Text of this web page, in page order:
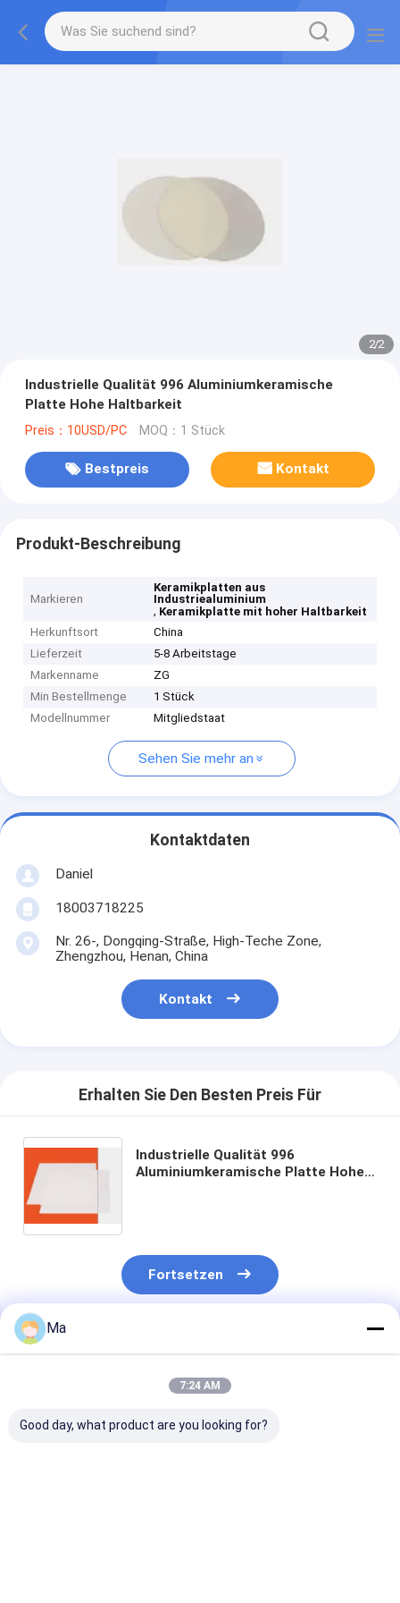
2/2
Industrielle Qualität 996 Aluminiumkeramische
Platte Hohe Haltbarkeit
Preis：10USD/PC MOQ：1 Stück
Bestpreis Kontakt
Produkt-Beschreibung
Markieren
Keramikplatten aus
Industriealuminium
, Keramikplatte mit hoher Haltbarkeit
Herkunftsort
China
Lieferzeit
5-8 Arbeitstage
Markenname
ZG
Min Bestellmenge
1 Stück
Modellnummer
Mitgliedstaat
Sehen Sie mehr an
Kontaktdaten
Daniel
18003718225
Nr. 26-, Dongqing-Straße, High-Teche Zone,
Zhengzhou, Henan, China
Kontakt
Erhalten Sie Den Besten Preis Für
Industrielle Qualität 996
Aluminiumkeramische Platte Hohe
Fortsetzen
Empfohlene Produkte
Ma
7:24 AM
Good day, what product are you looking for?